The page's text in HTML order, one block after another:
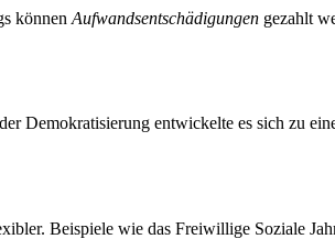
können Aufwandsentschädigungen gezahlt
Demokratisierung entwickelte es sich zu
Beispiele wie das Freiwillige Soziale